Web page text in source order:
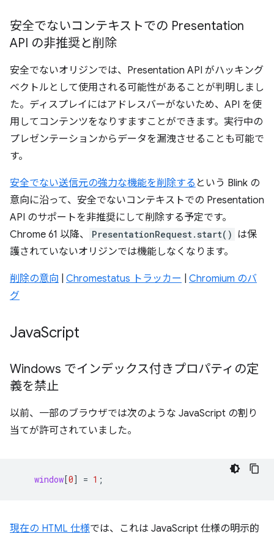
安全でないコンテキストでの Presentation
API の非推奨と削除
安全でないオリジンでは、Presentation API がハッキング
ベクトルとして使用される可能性があることが判明しまし
た。ディスプレイにはアドレスバーがないため、API を使
用してコンテンツをなりすますことができます。実行中の
プレゼンテーションからデータを漏洩させることも可能で
す。
安全でない送信元の強力な機能を削除する という Blink の
意向に沿って、安全でないコンテキストでの Presentation
API のサポートを非推奨にして削除する予定です。
Chrome 61 以降、
PresentationRequest.start() は保
護されていないオリジンでは機能しなくなります。
削除の意向 Chromestatus トラッカー
Chromium のバ
グ
JavaScript
Windows でインデックス付きプロパティの定
義を禁止
以前、一部のブラウザでは次のような JavaScript の割り
当てが許可されていました。
window[0] = 1 ;
現在の HTML 仕様では、これは JavaScript 仕様の明示的